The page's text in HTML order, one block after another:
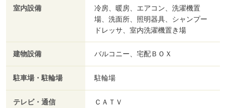
室内設備
冷房、暖房、エアコン、洗濯機置
場、洗面所、照明器具、シャンプー
ドレッサ、室内洗濯機置き場
建物設備 バルコニー、宅配ＢＯＸ
駐車場・駐輪場 駐輪場
テレビ・通信 ＣＡＴＶ